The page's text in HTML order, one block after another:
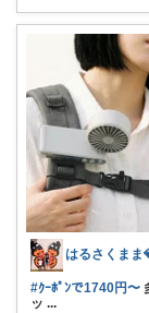
#ｸｰﾎﾟﾝで1740円〜
ッ ...